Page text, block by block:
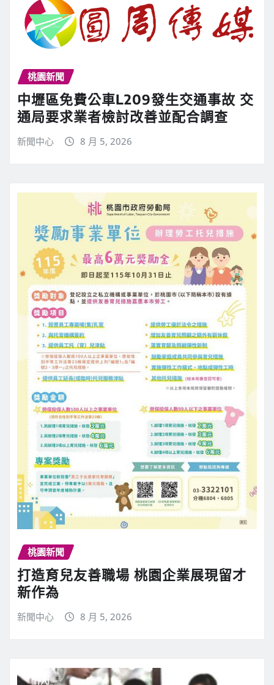
桃園新聞
中壢區免費公車L209發生交通事故 交
通局要求業者檢討改善並配合調查
新聞中心 8 月 5, 2026
桃園新聞
打造育兒友善職場 桃園企業展現留才
新作為
新聞中心 8 月 5, 2026